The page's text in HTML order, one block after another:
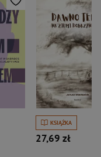
KSIĄŻKA
27,69 zł